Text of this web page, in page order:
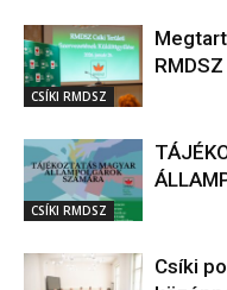
CSÍKI RMDSZ
CSÍKI RMDSZ
Csíki